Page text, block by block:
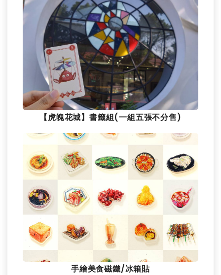
【虎魄花城】書籤組(一組五張不分售)
手繪美食磁鐵/冰箱貼